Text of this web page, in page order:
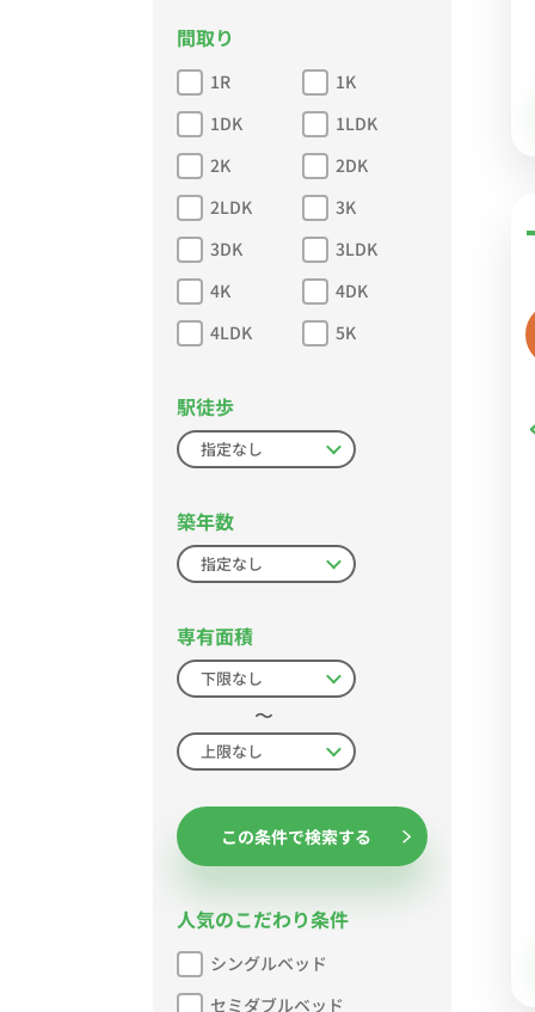
間取り
1R
1K
1DK
1LDK
2K
2DK
2LDK
3K
3DK
3LDK
4K
4DK
4LDK
5K
駅徒歩
築年数
専有面積
〜
この条件で検索する
人気のこだわり条件
シングルベッド
セミダブルベッド